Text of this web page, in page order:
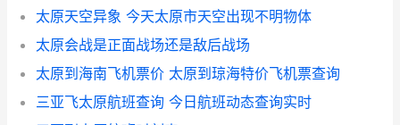
太原天空异象 今天太原市天空出现不明物体
太原会战是正面战场还是敌后战场
太原到海南飞机票价 太原到琼海特价飞机票查询
三亚飞太原航班查询 今日航班动态查询实时